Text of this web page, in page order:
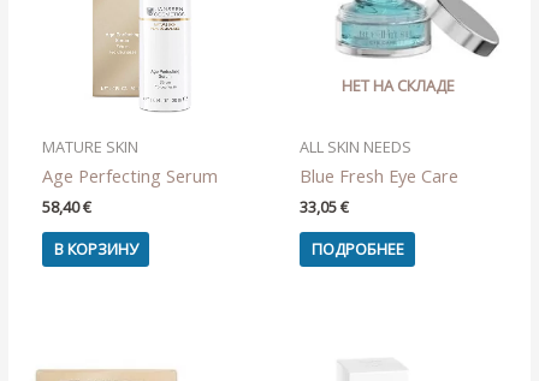
MATURE SKIN
Age Perfecting Serum
58,40€
В КОРЗИНУ
НЕТ НА СКЛАДЕ
ALL SKIN NEEDS
Blue Fresh Eye Care
33,05€
ПОДРОБНЕЕ